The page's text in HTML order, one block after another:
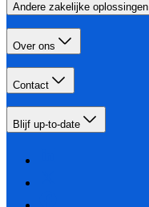
Andere zakelijke oplossingen
Over ons
Contact
Blijf up-to-date